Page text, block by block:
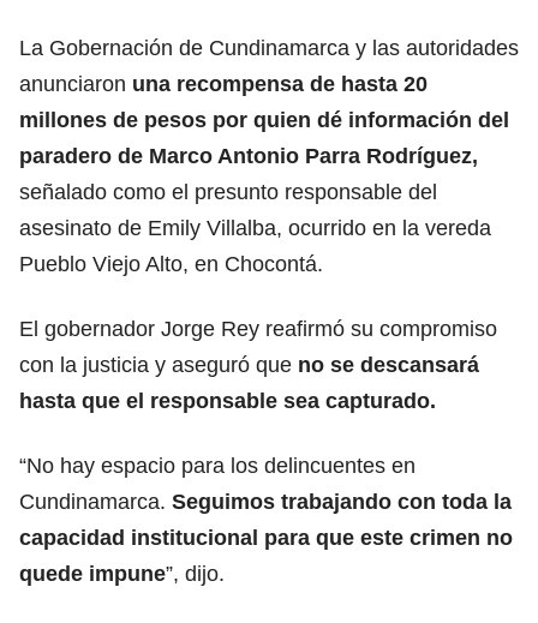
La Gobernación de Cundinamarca y las autoridades
anunciaron una recompensa de hasta 20
millones de pesos por quien dé información del
paradero de Marco Antonio Parra Rodríguez,
señalado como el presunto responsable del
asesinato de Emily Villalba, ocurrido en la vereda
Pueblo Viejo Alto, en Chocontá.
El gobernador Jorge Rey reafirmó su compromiso
con la justicia y aseguró que no se descansará
hasta que el responsable sea capturado.
“No hay espacio para los delincuentes en
Cundinamarca. Seguimos trabajando con toda la
capacidad institucional para que este crimen no
quede impune”, dijo.